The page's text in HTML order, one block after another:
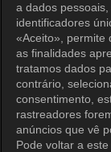
a dados
identificadores
«Aceito», permite
as finalidades
tratamos dados
contrário,
consentimento,
rastreadores
anúncios que vê
Pode voltar a